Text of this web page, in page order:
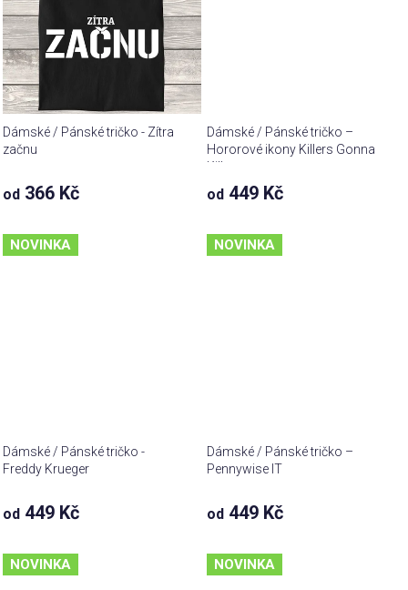
Dámské / Pánské tričko - Zítra
začnu
od 366 Kč
Dámské / Pánské tričko –
Hororové ikony Killers Gonna
Kill
od 449 Kč
NOVINKA
Dámské / Pánské tričko -
Freddy Krueger
od 449 Kč
NOVINKA
Dámské / Pánské tričko –
Pennywise IT
od 449 Kč
NOVINKA NOVINKA